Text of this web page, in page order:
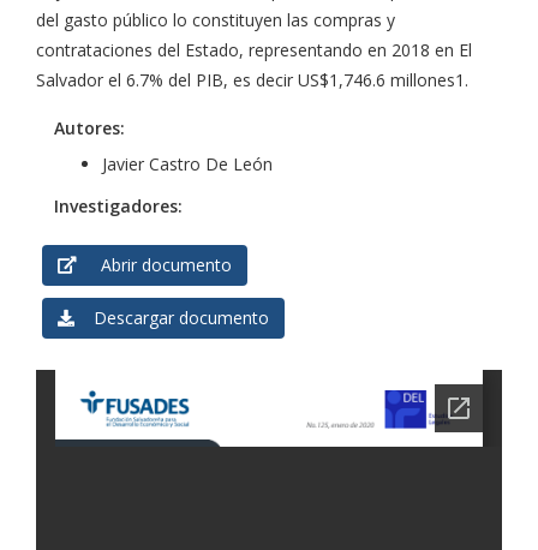
del gasto público lo constituyen las compras y
contrataciones del Estado, representando en 2018 en El
Salvador el 6.7% del PIB, es decir US$1,746.6 millones1.
Autores:
Javier Castro De León
Investigadores:
Abrir documento
Descargar documento